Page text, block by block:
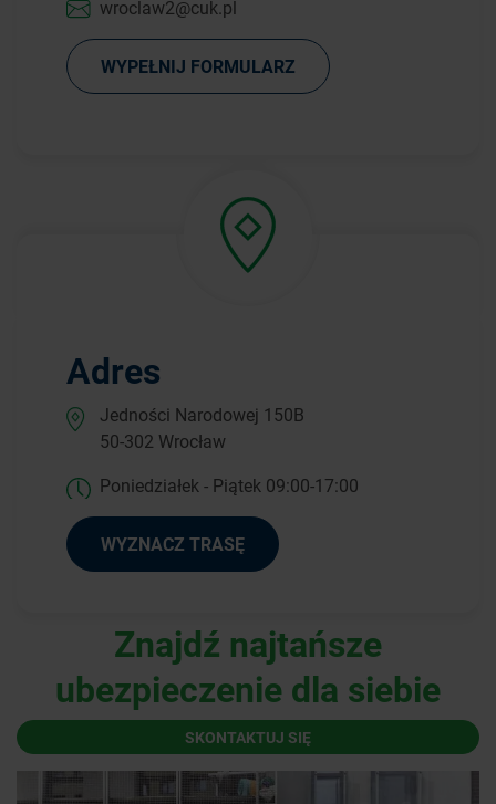
wroclaw2@cuk.pl
WYPEŁNIJ FORMULARZ
Adres
Jedności Narodowej 150B
50-302 Wrocław
Poniedziałek - Piątek 09:00-17:00
WYZNACZ TRASĘ
Znajdź najtańsze
ubezpieczenie dla siebie
SKONTAKTUJ SIĘ